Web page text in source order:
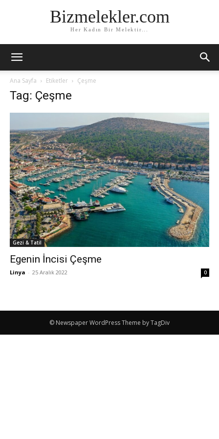
Bizmelekler.com
Her Kadın Bir Melektir...
Ana Sayfa Etiketler Çeşme
Tag: Çeşme
Gezi & Tatil
Egenin İncisi Çeşme
Linya - 25 Aralık 2022 0
© Newspaper WordPress Theme by TagDiv